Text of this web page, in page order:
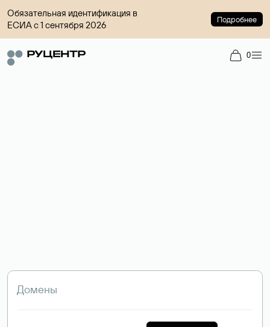
Обязательная идентификация в
ЕСИА с 1 сентября 2026
Подробнее
0